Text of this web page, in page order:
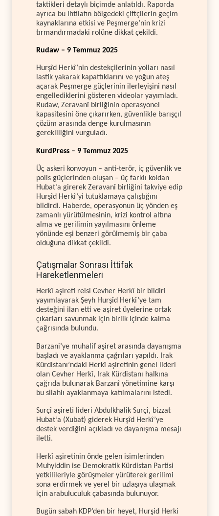
taktikleri detaylı biçimde anlatıldı. Raporda
ayrıca bu ihtilafın bölgedeki çiftçilerin geçim
kaynaklarına etkisi ve Peşmerge’nin krizi
tırmandırmadaki rolüne dikkat çekildi.
Rudaw – 9 Temmuz 2025
Hurşîd Herkî’nin destekçilerinin yolları nasıl
lastik yakarak kapattıklarını ve yoğun ateş
açarak Peşmerge güçlerinin ilerleyişini nasıl
engellediklerini gösteren videolar yayımladı.
Rudaw, Zeravanî birliğinin operasyonel
kapasitesini öne çıkarırken, güvenlikle barışçıl
çözüm arasında denge kurulmasının
gerekliliğini vurguladı.
KurdPress – 9 Temmuz 2025
Üç askeri konvoyun – anti-terör, iç güvenlik ve
polis güçlerinden oluşan – üç farklı koldan
Hubat’a girerek Zeravanî birliğini takviye edip
Hurşîd Herkî’yi tutuklamaya çalıştığını
bildirdi. Haberde, operasyonun üç yönden eş
zamanlı yürütülmesinin, krizi kontrol altına
alma ve gerilimin yayılmasını önleme
yönünde eşi benzeri görülmemiş bir çaba
olduğuna dikkat çekildi.
Çatışmalar Sonrası İttifak
Hareketlenmeleri
Herkî aşireti reisi Cevher Herkî bir bildiri
yayımlayarak Şeyh Hurşîd Herkî’ye tam
desteğini ilan etti ve aşiret üyelerine ortak
çıkarları savunmak için birlik içinde kalma
çağrısında bulundu.
Barzani’ye muhalif aşiret arasında dayanışma
başladı ve ayaklanma çağrıları yapıldı. Irak
Kürdistanı’ndaki Herkî aşiretinin genel lideri
olan Cevher Herkî, Irak Kürdistanı halkına
çağrıda bulunarak Barzanî yönetimine karşı
bu silahlı ayaklanmaya katılmalarını istedi.
Surçî aşireti lideri Abdulkhalîk Surçî, bizzat
Hubat’a (Xubat) giderek Hurşîd Herkî’ye
destek verdiğini açıkladı ve dayanışma mesajı
iletti.
Herkî aşiretinin önde gelen isimlerinden
Muhyiddin ise Demokratik Kürdistan Partisi
yetkilileriyle görüşmeler yürüterek gerilimi
sona erdirmek ve yerel bir uzlaşıya ulaşmak
için arabuluculuk çabasında bulunuyor.
Bugün sabah KDP’den bir heyet, Hurşid Herki